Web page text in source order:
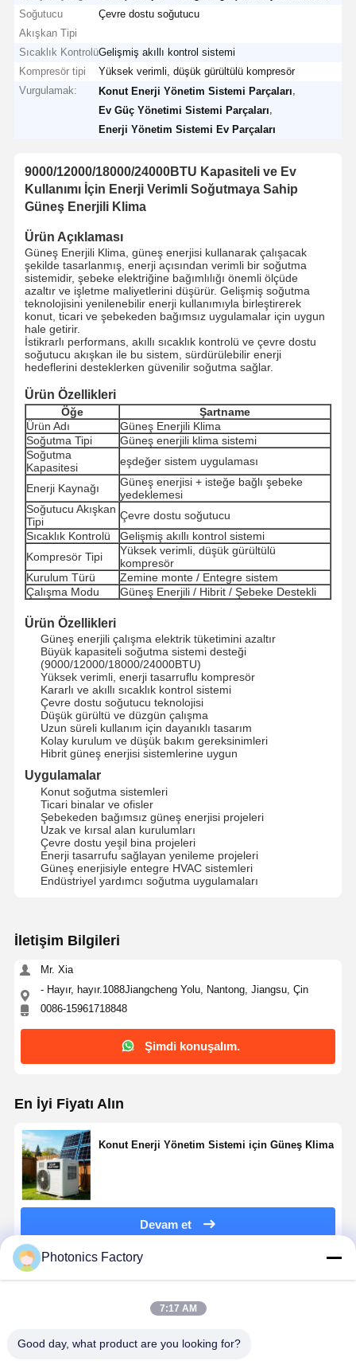
Bize Ulaşın
Şimdi
Konuşalım.
Pv Güneş Enerjisi Sistemi
Taşınabilir Güneş Jeneratörü
enerji depolama sistemi
PVT Isı Pompası
Dekorasyon lambaları
Yenilenebilir Enerji Sistemi
Soğutucu
Akışkan Tipi
Çevre dostu soğutucu
Sıcaklık KontrolüGelişmiş akıllı kontrol sistemi
Kompresör tipi
Yüksek verimli, düşük gürültülü kompresör
Vurgulamak:
Konut Enerji Yönetim Sistemi Parçaları
Ev Güç Yönetimi Sistemi Parçaları
Enerji Yönetim Sistemi Ev Parçaları
9000/12000/18000/24000BTU Kapasiteli ve Ev
Kullanımı İçin Enerji Verimli Soğutmaya Sahip
Güneş Enerjili Klima
Ürün Açıklaması
Güneş Enerjili Klima, güneş enerjisi kullanarak çalışacak
şekilde tasarlanmış, enerji açısından verimli bir soğutma
sistemidir, şebeke elektriğine bağımlılığı önemli ölçüde
azaltır ve işletme maliyetlerini düşürür. Gelişmiş soğutma
teknolojisini yenilenebilir enerji kullanımıyla birleştirerek
konut, ticari ve şebekeden bağımsız uygulamalar için uygun
hale getirir.
İstikrarlı performans, akıllı sıcaklık kontrolü ve çevre dostu
soğutucu akışkan ile bu sistem, sürdürülebilir enerji
hedeflerini desteklerken güvenilir soğutma sağlar.
Ürün Özellikleri
Öğe
Şartname
Ürün Adı
Güneş Enerjili Klima
Soğutma Tipi
Güneş enerjili klima sistemi
Soğutma
Kapasitesi
eşdeğer sistem uygulaması
Enerji Kaynağı
Güneş enerjisi + isteğe bağlı şebeke
yedeklemesi
Soğutucu Akışkan
Tipi
Çevre dostu soğutucu
Sıcaklık Kontrolü
Gelişmiş akıllı kontrol sistemi
Kompresör Tipi
Yüksek verimli, düşük gürültülü
kompresör
Kurulum Türü
Zemine monte / Entegre sistem
Çalışma Modu
Güneş Enerjili / Hibrit / Şebeke Destekli
Ürün Özellikleri
Güneş enerjili çalışma elektrik tüketimini azaltır
Büyük kapasiteli soğutma sistemi desteği
(9000/12000/18000/24000BTU)
Yüksek verimli, enerji tasarruflu kompresör
Kararlı ve akıllı sıcaklık kontrol sistemi
Çevre dostu soğutucu teknolojisi
Düşük gürültü ve düzgün çalışma
Uzun süreli kullanım için dayanıklı tasarım
Kolay kurulum ve düşük bakım gereksinimleri
Hibrit güneş enerjisi sistemlerine uygun
Uygulamalar
Konut soğutma sistemleri
Ticari binalar ve ofisler
Şebekeden bağımsız güneş enerjisi projeleri
Uzak ve kırsal alan kurulumları
Çevre dostu yeşil bina projeleri
Enerji tasarrufu sağlayan yenileme projeleri
Güneş enerjisiyle entegre HVAC sistemleri
Endüstriyel yardımcı soğutma uygulamaları
İletişim Bilgileri
Mr. Xia
- Hayır, hayır.1088Jiangcheng Yolu, Nantong, Jiangsu, Çin
0086-15961718848
Şimdi konuşalım.
En İyi Fiyatı Alın
Konut Enerji Yönetim Sistemi için Güneş Klima
Devam et
Önerilen Ürünler
Photonics Factory
7:17 AM
Good day, what product are you looking for?